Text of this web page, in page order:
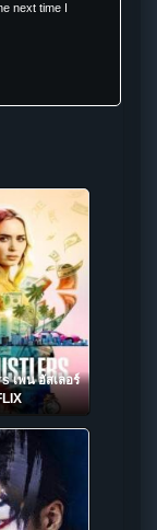
next time I
เพน ฮัสเลอร์